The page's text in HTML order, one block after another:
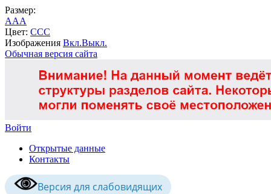
Размер:
AAA
Цвет: CCC
Изображения Вкл.Выкл.
Обычная версия сайта
Войти
Открытые данные
Контакты
Версия для слабовидящих